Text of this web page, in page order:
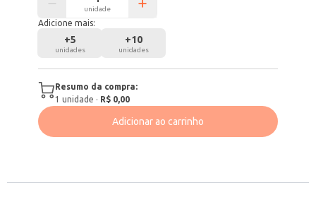
unidade
Adicione mais:
+5
unidades
+10
unidades
Resumo da compra:
1 unidade · R$ 0,00
Adicionar ao carrinho